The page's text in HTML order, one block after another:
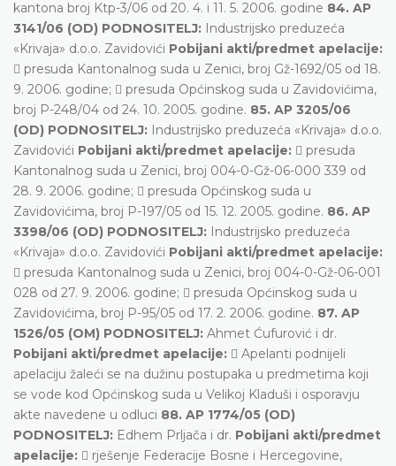
kantona broj Ktp-3/06 od 20. 4. i 11. 5. 2006. godine 84. AP
3141/06 (OD) PODNOSITELJ: Industrijsko preduzeća
«Krivaja» d.o.o. Zavidovići Pobijani akti/predmet apelacije:
 presuda Kantonalnog suda u Zenici, broj Gž-1692/05 od 18.
9. 2006. godine;  presuda Općinskog suda u Zavidovićima,
broj P-248/04 od 24. 10. 2005. godine. 85. AP 3205/06
(OD) PODNOSITELJ: Industrijsko preduzeća «Krivaja» d.o.o.
Zavidovići Pobijani akti/predmet apelacije:  presuda
Kantonalnog suda u Zenici, broj 004-0-Gž-06-000 339 od
28. 9. 2006. godine;  presuda Općinskog suda u
Zavidovićima, broj P-197/05 od 15. 12. 2005. godine. 86. AP
3398/06 (OD) PODNOSITELJ: Industrijsko preduzeća
«Krivaja» d.o.o. Zavidovići Pobijani akti/predmet apelacije:
 presuda Kantonalnog suda u Zenici, broj 004-0-Gž-06-001
028 od 27. 9. 2006. godine;  presuda Općinskog suda u
Zavidovićima, broj P-95/05 od 17. 2. 2006. godine. 87. AP
1526/05 (OM) PODNOSITELJ: Ahmet Ćufurović i dr.
Pobijani akti/predmet apelacije:  Apelanti podnijeli
apelaciju žaleći se na dužinu postupaka u predmetima koji
se vode kod Općinskog suda u Velikoj Kladuši i osporavju
akte navedene u odluci 88. AP 1774/05 (OD)
PODNOSITELJ: Edhem Prljača i dr. Pobijani akti/predmet
apelacije:  rješenje Federacije Bosne i Hercegovine,